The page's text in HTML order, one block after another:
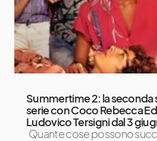
Summertime 2: la seconda
serie con Coco Rebecca
Ludovico Tersigni dal 3
Quante cose possono